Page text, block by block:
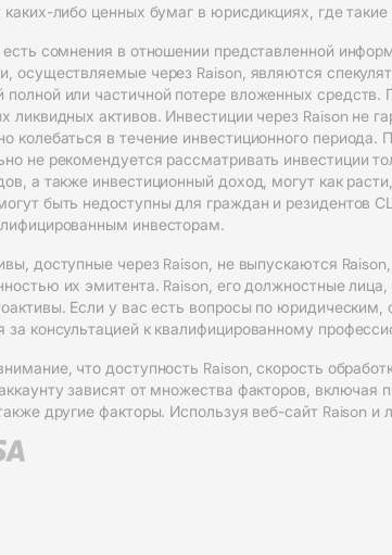
каких-либо ценных бумаг в юрисдикциях, где
есть сомнения в отношении представленной
осуществляемые через Raison, являются
полной или частичной потере вложенных
ликвидных активов. Инвестиции через Raison не
колебаться в течение инвестиционного
не рекомендуется рассматривать инвестиции
а также инвестиционный доход, могут как
быть недоступны для граждан и резидентов
инвесторам.
доступные через Raison, не выпускаются
их эмитента. Raison, его должностные
Если у вас есть вопросы по
за консультацией к квалифицированному
что доступность Raison, скорость
зависят от множества факторов, включая
другие факторы. Используя веб-сайт Raison